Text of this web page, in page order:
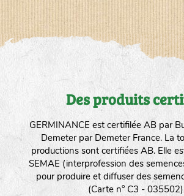
Des produits
GERMINANCE est certifilée AB par
Demeter par Demeter France. La
productions sont certifiées AB. Elle
SEMAE (interprofession des
pour produire et diffuser des
(Carte n° C3 -